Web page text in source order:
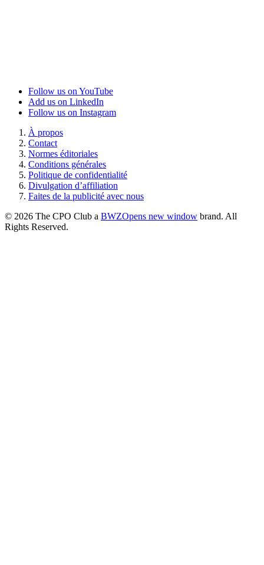
Follow us on YouTube
Add us on LinkedIn
Follow us on Instagram
À propos
Contact
Normes éditoriales
Conditions générales
Politique de confidentialité
Divulgation d’affiliation
Faites de la publicité avec nous
© 2026 The CPO Club a BWZOpens new window brand. All
Rights Reserved.